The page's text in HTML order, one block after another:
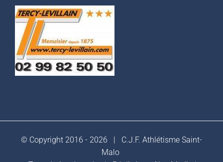
© Copyright 2016 - 2026 | C.J.F. Athlétisme Saint-
Malo